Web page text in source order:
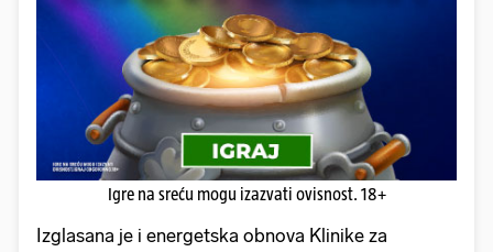
Igre na sreću mogu izazvati ovisnost. 18+
Izglasana je i energetska obnova Klinike za